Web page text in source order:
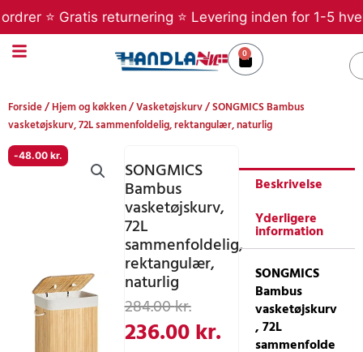
til
indholdet
⭐ Gratis returnering ⭐ Levering inden for 1-5
0
Kurv
Forside/Hjem og køkken/Vasketøjskurv/ SONGMICS Bambus
vasketøjskurv, 72L sammenfoldelig, rektangulær, naturlig
-48.00 kr.
SONGMICS
Bambus
vasketøjskurv,
72L
sammenfoldelig,
rektangulær,
naturlig
284.00kr.Den
oprindelige
236.00kr.
Den
aktuelle
Beskrivelse
Yderligere
information
SONGMICS
Bambus
vasketøjskurv
, 72L
sammenfolde